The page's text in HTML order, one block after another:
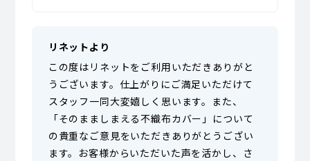
リネットより
この度はリネットをご利用いただきありがと
うございます。仕上がりにご満足いただけて
スタッフ一同大変嬉しく思います。また、
「そのまましまえる不織布カバー」について
の貴重なご意見をいただきありがとうござい
ます。お客様からいただいた声を活かし、さ